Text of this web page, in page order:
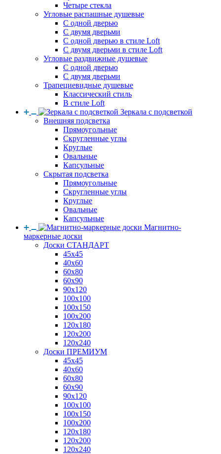
Четыре стекла
Угловые распашные душевые
С одной дверью
С двумя дверьми
С одной дверью в стиле Loft
С двумя дверьми в стиле Loft
Угловые раздвижные душевые
С одной дверью
С двумя дверьми
Трапециевидные душевые
Классический стиль
В стиле Loft
Зеркала с подсветкой
Внешняя подсветка
Прямоугольные
Скругленные углы
Круглые
Овальные
Капсульные
Скрытая подсветка
Прямоугольные
Скругленные углы
Круглые
Овальные
Капсульные
Магнитно-
маркерные доски
Доски СТАНДАРТ
45x45
40x60
60x80
60x90
90x120
100x100
100x150
100x200
120x180
120x200
120x240
Доски ПРЕМИУМ
45x45
40x60
60x80
60x90
90x120
100x100
100x150
100x200
120x180
120x200
120x240